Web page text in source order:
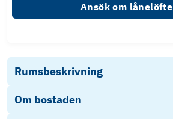
Ansök om lånelöfte
Rumsbeskrivning
Om bostaden